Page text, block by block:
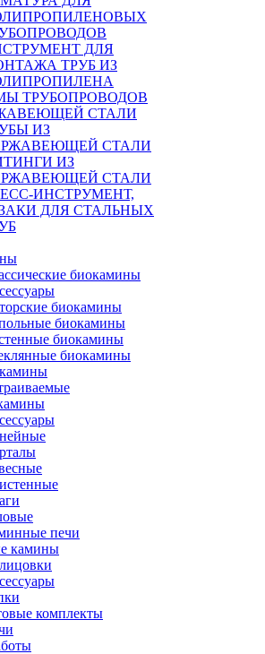
ДЛЯ
ТРУБ ИЗ
ТРУБОПРОВОДОВ
СТАЛИ
ИЗ
СТАЛИ
ИЗ
СТАЛИ
ИНСТРУМЕНТ,
ДЛЯ СТАЛЬНЫХ
биокамины
биокамины
биокамины
биокамины
биокамины
печи
камины
комплекты